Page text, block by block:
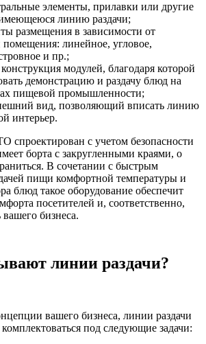
элементы, прилавки или другие
линию раздачи;
размещения в зависимости от
линейное, угловое,
и пр.;
модулей, благодаря которой
демонстрацию и раздачу блюд на
пищевой промышленности;
вид, позволяющий вписать линию
интерьер.
спроектирован с учетом безопасности
борта с закругленными краями, о
В сочетании с быстрым
пищи комфортной температуры и
блюд такое оборудование обеспечит
посетителей и, соответственно,
бизнеса.
линии раздачи?
вашего бизнеса, линии раздачи
под следующие задачи: